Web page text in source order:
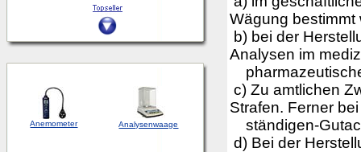
Anemometer Analysenwaage
Wägung bestimmt
b) bei der
Analysen im
c) Zu amtlichen
Strafen. Ferner
ständigen-
d) Bei der